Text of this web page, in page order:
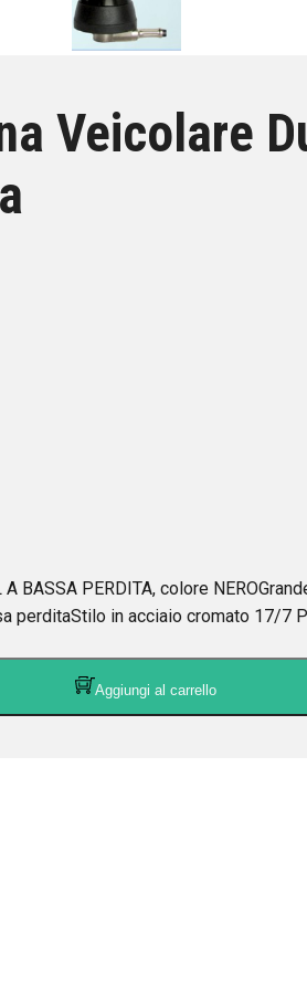
Veicolare
PERDITA, colore
perditaStilo in acciaio cromato 17/7
Aggiungi al carrello